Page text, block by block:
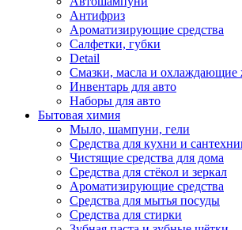
Антифриз
Ароматизирующие средства
Салфетки, губки
Detail
Смазки, масла и охлаждающие
Инвентарь для авто
Наборы для авто
Бытовая химия
Мыло, шампуни, гели
Средства для кухни и
Чистящие средства для дома
Средства для стёкол и зеркал
Ароматизирующие средства
Средства для мытья посуды
Средства для стирки